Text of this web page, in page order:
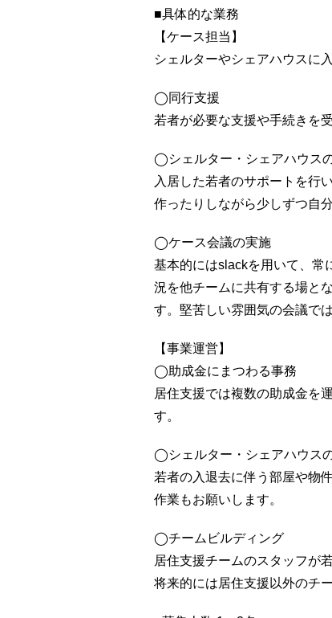
■具体的な業務
【ケース担当】
シェルターやシェアハウスに
◯同行支援
若者が必要な支援や手続きを
◯シェルター・シェアハウス
入居した若者のサポートを行
作ったりしながら少しずつ自
◯ケース会議の実施
基本的にはslackを用いて、常
況を他チームに共有する場と
す。堅苦しい雰囲気の会議で
【事業運営】
◯助成金にまつわる事務
居住支援では複数の助成金を
す。
◯シェルター・シェアハウス
若者の入退去に伴う部屋や物
作業もお願いします。
◯チームビルディング
居住支援チームのスタッフが
将来的には居住支援以外のチ